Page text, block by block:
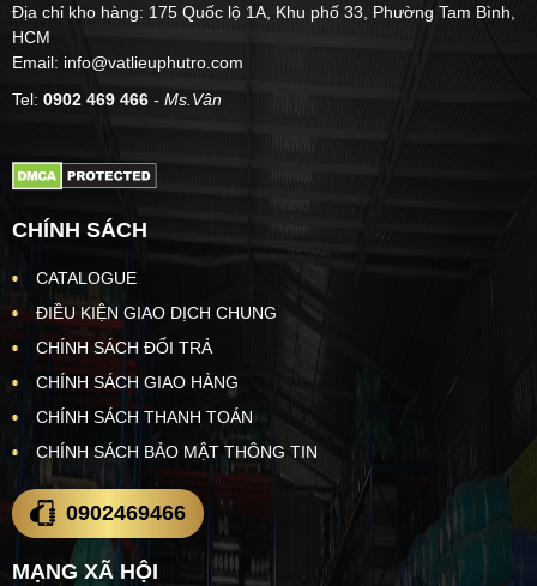
Địa chỉ kho hàng: 175 Quốc lộ 1A, Khu phố 33, Phường Tam Bình,
HCM
Email: info@vatlieuphutro.com
Tel: 0902 469 466 - Ms.Vân
CHÍNH SÁCH
CATALOGUE
ĐIỀU KIỆN GIAO DỊCH CHUNG
CHÍNH SÁCH ĐỔI TRẢ
CHÍNH SÁCH GIAO HÀNG
CHÍNH SÁCH THANH TOÁN
CHÍNH SÁCH BẢO MẬT THÔNG TIN
0902469466
MẠNG XÃ HỘI